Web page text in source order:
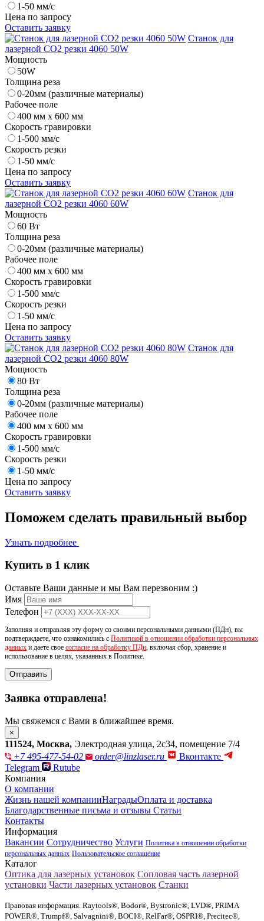
1-50 мм/с
Цена по запросу
Оставить заявку
Станок для
лазерной CO2 резки 4060 50W
Мощность
50W
Толщина реза
0-20мм (различные материалы)
Рабочее поле
400 мм х 600 мм
Скорость гравировки
1-500 мм/с
Скорость резки
1-50 мм/с
Цена по запросу
Оставить заявку
Станок для
лазерной CO2 резки 4060 60W
Мощность
60 Вт
Толщина реза
0-20мм (различные материалы)
Рабочее поле
400 мм х 600 мм
Скорость гравировки
1-500 мм/с
Скорость резки
1-50 мм/с
Цена по запросу
Оставить заявку
Станок для
лазерной CO2 резки 4060 80W
Мощность
80 Вт
Толщина реза
0-20мм (различные материалы)
Рабочее поле
400 мм х 600 мм
Скорость гравировки
1-500 мм/с
Скорость резки
1-50 мм/с
Цена по запросу
Оставить заявку
Поможем сделать правильный выбор
Узнать подробнее
Купить в 1 клик
Оставьте Ваши данные и мы Вам перезвоним :)
Имя
Телефон
Заполняя и отправляя эту форму со своими персональными данными (ПДн), вы
подтверждаете, что ознакомились с Политикой в отношении обработки персональных
данных и даете свое согласие на обработку ПДн, включая сбор, хранение и
использование в целях, указанных в Политике.
Отправить
Заявка отправлена!
Мы свяжемся с Вами в ближайшее время.
×
111524, Москва, Электродная улица, 2с34, помещение 7/4
+7 495-477-54-02
order@linzlaser.ru
Вконтакте
Telegram
Rutube
Компания
О компании
Жизнь нашей компанииНаградыОплата и доставка
Благодарственные письма и отзывы Статьи
Контакты
Информация
Вакансии Сотрудничество Услуги Политика в отношении обработки
персональных данных Пользовательское соглашение
Каталог
Оптика для лазерных установок Сопловая часть лазерной
установки Части лазерных установок Станки
Правовая информация. Raytools®, Bodor®, Bystronic®, LVD®, PRIMA
POWER®, Trumpf®, Salvagnini®, BOCI®, RelFar®, OSPRI®, Precitec®,